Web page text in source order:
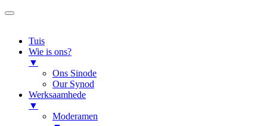
Tuis
Wie is ons?
▼
Ons Sinode
Our Synod
Werksaamhede
▼
Moderamen